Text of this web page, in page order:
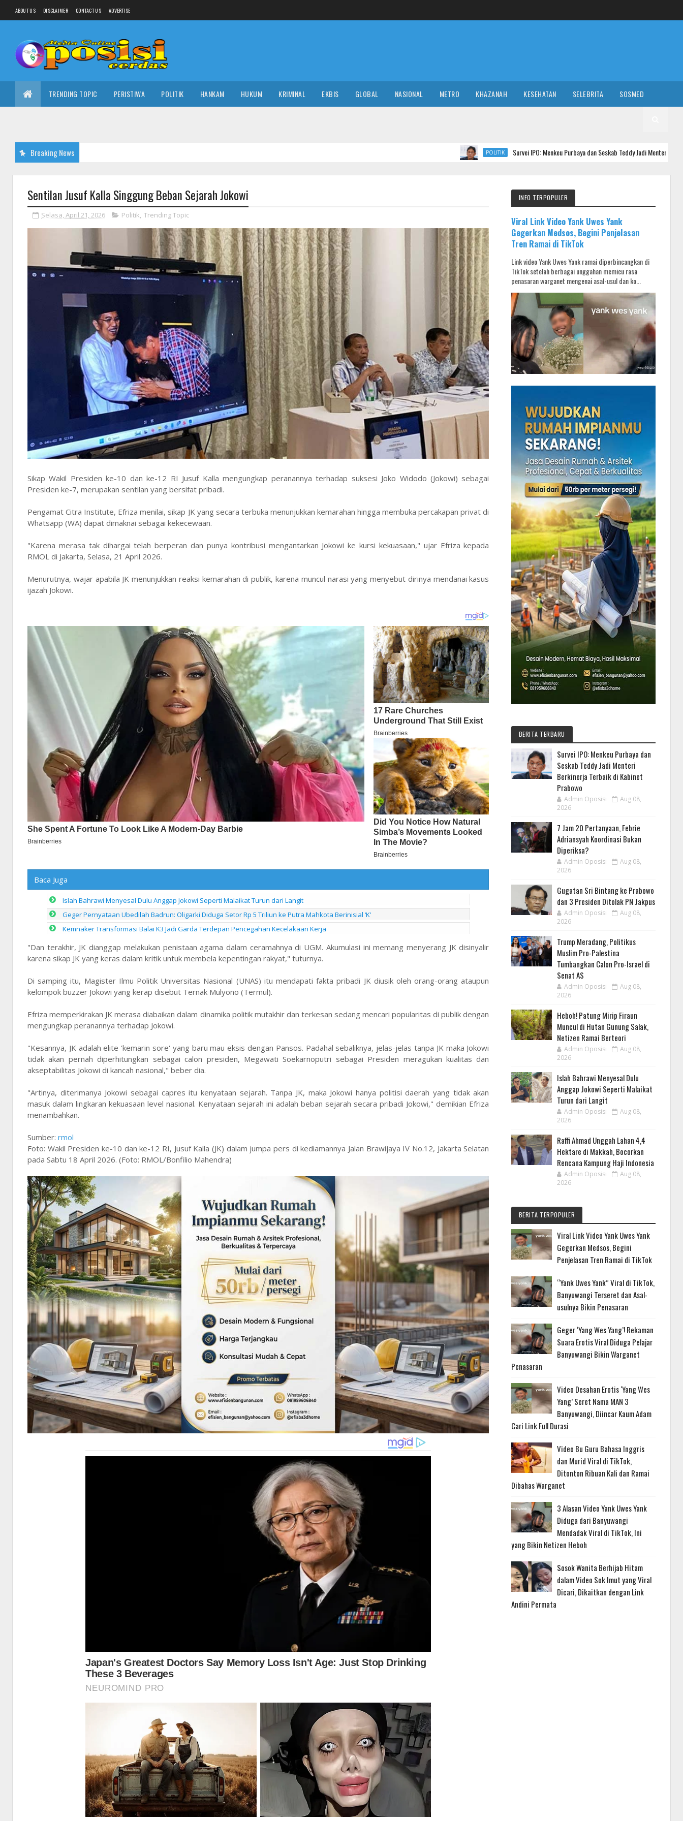
ABOUT US DISCLAIMER CONTACT US ADVERTISE
TRENDING TOPIC PERISTIWA POLITIK HANKAM HUKUM KRIMINAL EKBIS GLOBAL NASIONAL METRO KHAZANAH KESEHATAN SELEBRITA SOSMED
Breaking News Survei IPO: Menkeu Purbaya dan Seskab Teddy Jadi Menteri Berkinerja Terbaik di
Sentilan Jusuf Kalla Singgung Beban Sejarah Jokowi
Selasa, April 21, 2026 Politik, Trending Topic
Sikap Wakil Presiden ke-10 dan ke-12 RI Jusuf Kalla mengungkap peranannya terhadap suksesi Joko Widodo (Jokowi) sebagai
Presiden ke-7, merupakan sentilan yang bersifat pribadi.
Pengamat Citra Institute, Efriza menilai, sikap JK yang secara terbuka menunjukkan kemarahan hingga membuka percakapan privat di
Whatsapp (WA) dapat dimaknai sebagai kekecewaan.
"Karena merasa tak dihargai telah berperan dan punya kontribusi mengantarkan Jokowi ke kursi kekuasaan," ujar Efriza kepada
RMOL di Jakarta, Selasa, 21 April 2026.
Menurutnya, wajar apabila JK menunjukkan reaksi kemarahan di publik, karena muncul narasi yang menyebut dirinya mendanai kasus
ijazah Jokowi.
Baca Juga
Islah Bahrawi Menyesal Dulu Anggap Jokowi Seperti Malaikat Turun dari Langit
Geger Pernyataan Ubedilah Badrun: Oligarki Diduga Setor Rp 5 Triliun ke Putra Mahkota Berinisial ‘K’
Kemnaker Transformasi Balai K3 Jadi Garda Terdepan Pencegahan Kecelakaan Kerja
"Dan terakhir, JK dianggap melakukan penistaan agama dalam ceramahnya di UGM. Akumulasi ini memang menyerang JK disinyalir
karena sikap JK yang keras dalam kritik untuk membela kepentingan rakyat," tuturnya.
Di samping itu, Magister Ilmu Politik Universitas Nasional (UNAS) itu mendapati fakta pribadi JK diusik oleh orang-orang ataupun
kelompok buzzer Jokowi yang kerap disebut Ternak Mulyono (Termul).
Efriza memperkirakan JK merasa diabaikan dalam dinamika politik mutakhir dan terkesan sedang mencari popularitas di publik dengan
mengungkap peranannya terhadap Jokowi.
"Kesannya, JK adalah elite 'kemarin sore' yang baru mau eksis dengan Pansos. Padahal sebaliknya, jelas-jelas tanpa JK maka Jokowi
tidak akan pernah diperhitungkan sebagai calon presiden, Megawati Soekarnoputri sebagai Presiden meragukan kualitas dan
akseptabilitas Jokowi di kancah nasional," beber dia.
"Artinya, diterimanya Jokowi sebagai capres itu kenyataan sejarah. Tanpa JK, maka Jokowi hanya politisi daerah yang tidak akan
masuk dalam lingkaran kekuasaan level nasional. Kenyataan sejarah ini adalah beban sejarah secara pribadi Jokowi," demikian Efriza
menambahkan.
Sumber: rmol
Foto: Wakil Presiden ke-10 dan ke-12 RI, Jusuf Kalla (JK) dalam jumpa pers di kediamannya Jalan Brawijaya IV No.12, Jakarta Selatan
pada Sabtu 18 April 2026. (Foto: RMOL/Bonfilio Mahendra)
INFO TERPOPULER
Viral Link Video Yank Uwes Yank
Gegerkan Medsos, Begini Penjelasan
Tren Ramai di TikTok
Link video Yank Uwes Yank ramai diperbincangkan di
TikTok setelah berbagai unggahan memicu rasa
penasaran warganet mengenai asal-usul dan ko...
BERITA TERBARU
Survei IPO: Menkeu Purbaya dan
Seskab Teddy Jadi Menteri
Berkinerja Terbaik di Kabinet
Prabowo
Admin Oposisi
Aug 08,
2026
7 Jam 20 Pertanyaan, Febrie
Adriansyah Koordinasi Bukan
Diperiksa?
Admin Oposisi
Aug 08,
2026
Gugatan Sri Bintang ke Prabowo
dan 3 Presiden Ditolak PN Jakpus
Admin Oposisi
Aug 08,
2026
Trump Meradang, Politikus
Muslim Pro-Palestina
Tumbangkan Calon Pro-Israel di
Senat AS
Admin Oposisi
Aug 08,
2026
Heboh! Patung Mirip Firaun
Muncul di Hutan Gunung Salak,
Netizen Ramai Berteori
Admin Oposisi
Aug 08,
2026
Islah Bahrawi Menyesal Dulu
Anggap Jokowi Seperti Malaikat
Turun dari Langit
Admin Oposisi
Aug 08,
2026
Raffi Ahmad Unggah Lahan 4,4
Hektare di Makkah, Bocorkan
Rencana Kampung Haji Indonesia
Admin Oposisi
Aug 08,
2026
BERITA TERPOPULER
Viral Link Video Yank Uwes Yank
Gegerkan Medsos, Begini
Penjelasan Tren Ramai di TikTok
“Yank Uwes Yank” Viral di TikTok,
Banyuwangi Terseret dan Asal-
usulnya Bikin Penasaran
Geger ‘Yang Wes Yang’! Rekaman
Suara Erotis Viral Diduga Pelajar
Banyuwangi Bikin Warganet
Penasaran
Video Desahan Erotis ‘Yang Wes
Yang’ Seret Nama MAN 3
Banyuwangi, Diincar Kaum Adam
Cari Link Full Durasi
Video Bu Guru Bahasa Inggris
dan Murid Viral di TikTok,
Ditonton Ribuan Kali dan Ramai
Dibahas Warganet
3 Alasan Video Yank Uwes Yank
Diduga dari Banyuwangi
Mendadak Viral di TikTok, Ini
yang Bikin Netizen Heboh
Sosok Wanita Berhijab Hitam
dalam Video Sok Imut yang Viral
Dicari, Dikaitkan dengan Link
Andini Permata